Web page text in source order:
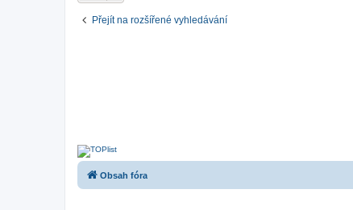
Přejít na rozšířené vyhledávání
Obsah fóra